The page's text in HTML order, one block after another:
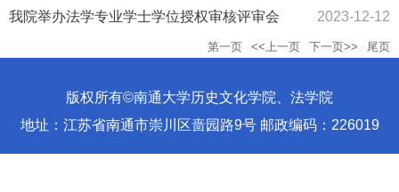
我院举办法学专业学士学位授权审核评审会
2023-12-12
第一页 <<上一页 下一页>> 尾页
版权所有©南通大学历史文化学院、法学院
地址：江苏省南通市崇川区啬园路9号 邮政编码：226019